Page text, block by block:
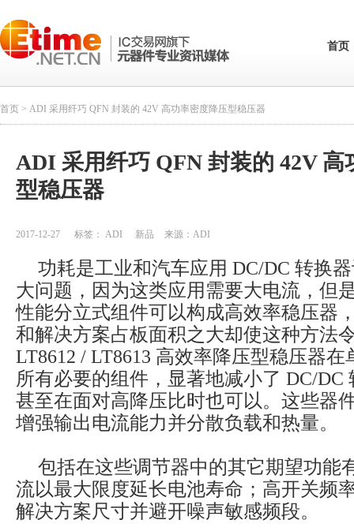
首页
首页 > ADI 采用纤巧 QFN 封装的 42V 高功率密度降压型稳压器
ADI 采用纤巧 QFN 封装的 42V 高
型稳压器
2017-12-27 标签： ADI 新品 来源： ADI
功耗是工业和汽车应用 DC/DC 转换
大问题，因为这类应用需要大电流，但
性能分立式组件可以构成高效率稳压器
和解决方案占板面积之大却使这种方法
LT8612 / LT8613 高效率降压型稳压器
所有必要的组件，显著地减小了 DC/DC
甚至在面对高降压比时也可以。这些器
增强输出电流能力并分散负载和热量。
包括在这些调节器中的其它期望功能
流以最大限度延长电池寿命；高开关频
解决方案尺寸并避开噪声敏感频段。